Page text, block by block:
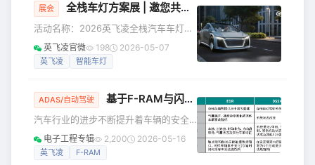
CFD7具备更低的栅极电荷(QG)、优化的
关断特性，其反向恢复电荷(QRR)较竞品
最多可降低69%，并拥有业界最低的反
向恢复时间(trr)，底部散热封装最大程
度降低导通损耗，
展会 全栈车灯方案展 | 邀您共绘汽车光影新篇章
活动名称：2026英飞凌全栈汽车车灯方
案展 活动主题： 驱动光影未来，共话智
能车灯“芯”生态 活动时间及地点： 2026
品佳公司 活动简介 在汽车智能
化、个性化浪潮中，车灯已从基础照明
演变为集安全、交互、美学于一体的关
键部件。英飞凌联手合作伙伴大联大诠
鼎集团旗下品佳公司诚邀各位汽车行业
英飞凌官微 198 2026-05-07
英飞凌 智能车灯
ADAS/自动驾驶 基于F-RAM与闪存组合的汽车数据记录方案
汽车行业的进步不断提升着车辆的安全
性、效率和可靠性。随着汽车技术日益
先进，作为其核心功能基础的芯片也在
电子工程专辑 2,200 2026-05-16
英飞凌 F-RAM